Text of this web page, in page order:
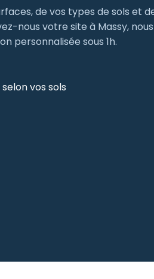
de vos types de sols et
nous votre site à Massy,
personnalisée sous 1h.
vos sols